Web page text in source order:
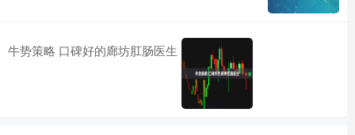
牛势策略 口碑好的廊坊肛肠医生